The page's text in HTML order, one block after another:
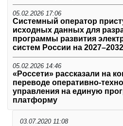
05.02.2026 17:06
Системный оператор
исходных данных для
программы развития
систем России на
05.02.2026 14:46
«Россети» рассказали на
переводе оперативно-
управления на единую
платформу
03.07.2020 11:08